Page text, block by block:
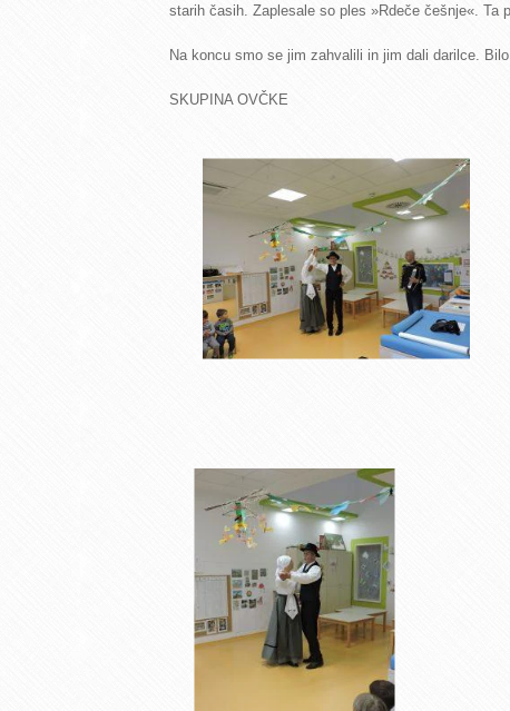
starih časih. Zaplesale so ples »Rdeče češnje«. Ta
Na koncu smo se jim zahvalili in jim dali darilce.
SKUPINA OVČKE